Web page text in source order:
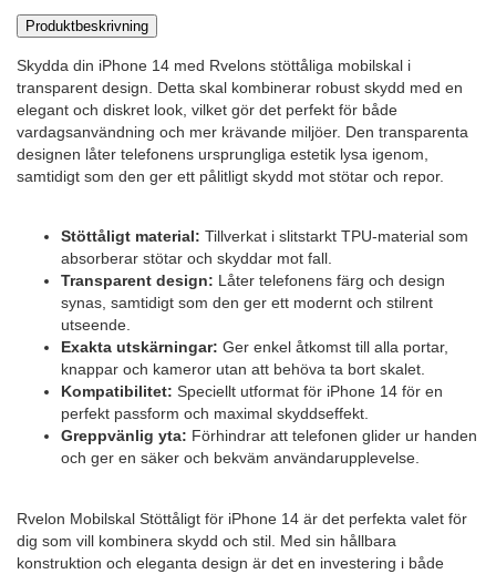
Produktbeskrivning
Skydda din iPhone 14 med Rvelons stöttåliga mobilskal i
transparent design. Detta skal kombinerar robust skydd med en
elegant och diskret look, vilket gör det perfekt för både
vardagsanvändning och mer krävande miljöer. Den transparenta
designen låter telefonens ursprungliga estetik lysa igenom,
samtidigt som den ger ett pålitligt skydd mot stötar och repor.
Stöttåligt material: Tillverkat i slitstarkt TPU-material som
absorberar stötar och skyddar mot fall.
Transparent design: Låter telefonens färg och design
synas, samtidigt som den ger ett modernt och stilrent
utseende.
Exakta utskärningar: Ger enkel åtkomst till alla portar,
knappar och kameror utan att behöva ta bort skalet.
Kompatibilitet: Speciellt utformat för iPhone 14 för en
perfekt passform och maximal skyddseffekt.
Greppvänlig yta: Förhindrar att telefonen glider ur handen
och ger en säker och bekväm användarupplevelse.
Rvelon Mobilskal Stöttåligt för iPhone 14 är det perfekta valet för
dig som vill kombinera skydd och stil. Med sin hållbara
konstruktion och eleganta design är det en investering i både